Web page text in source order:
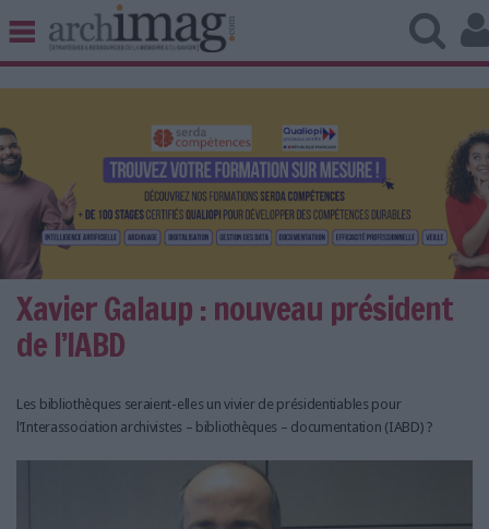
BIBLIOTHÈQUE ÉDITION
UNIVERS DATA
TRAVAIL COLLABORATIF
VIE NUMÉRIQUE
NUMÉRIQUE RESPONSABLE
LES DOSSIERS
LES NEWSLETTERS
LE MAGAZINE
Xavier Galaup : nouveau président
de l’IABD
Les bibliothèques seraient-elles un vivier de présidentiables pour
l’Interassociation archivistes – bibliothèques – documentation (IABD) ?